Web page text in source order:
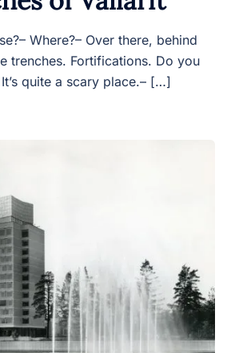
Where?– Over there, behind
trenches. Fortifications. Do you
quite a scary place.– […]